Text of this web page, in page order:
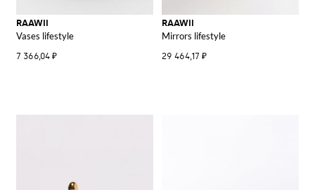
RAAWII
Vases lifestyle
7 366,04 ₽
RAAWII
Mirrors lifestyle
29 464,17 ₽